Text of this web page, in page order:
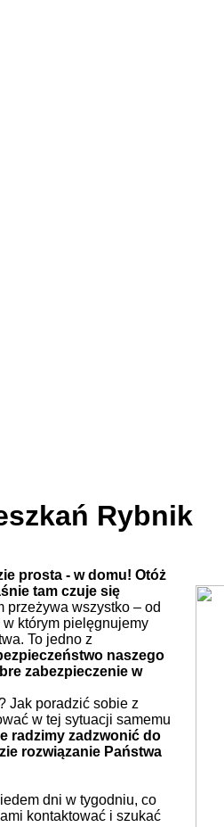
Rybnik
prosta - w domu! Otóż
tam czuje się
przeżywa wszystko – od
w którym pielęgnujemy
To jedno z
naszego
zabezpieczenie w
Jak poradzić sobie z
w tej sytuacji samemu
radzimy zadzwonić do
rozwiązanie Państwa
dni w tygodniu, co
kontaktować i szukać